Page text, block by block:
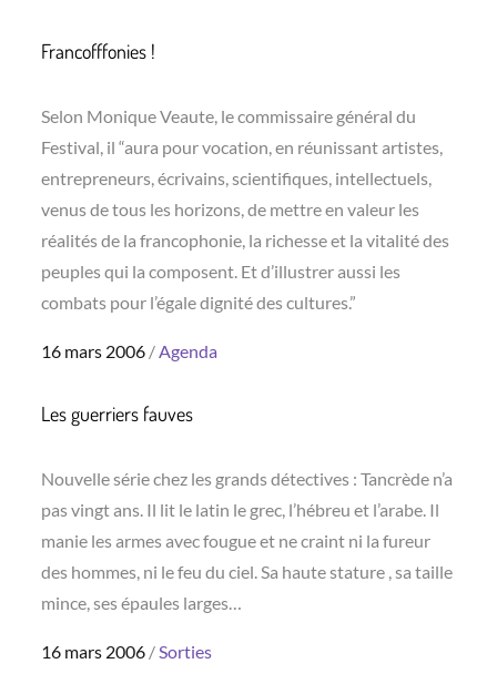
Francofffonies !
Selon Monique Veaute, le commissaire général du
Festival, il “aura pour vocation, en réunissant artistes,
entrepreneurs, écrivains, scientifiques, intellectuels,
venus de tous les horizons, de mettre en valeur les
réalités de la francophonie, la richesse et la vitalité des
peuples qui la composent. Et d’illustrer aussi les
combats pour l’égale dignité des cultures.”
Posted
16 mars 2006 Agenda
Les guerriers fauves
Nouvelle série chez les grands détectives : Tancrède n’a
pas vingt ans. Il lit le latin le grec, l’hébreu et l’arabe. Il
manie les armes avec fougue et ne craint ni la fureur
des hommes, ni le feu du ciel. Sa haute stature , sa taille
mince, ses épaules larges…
Posted
16 mars 2006 Sorties